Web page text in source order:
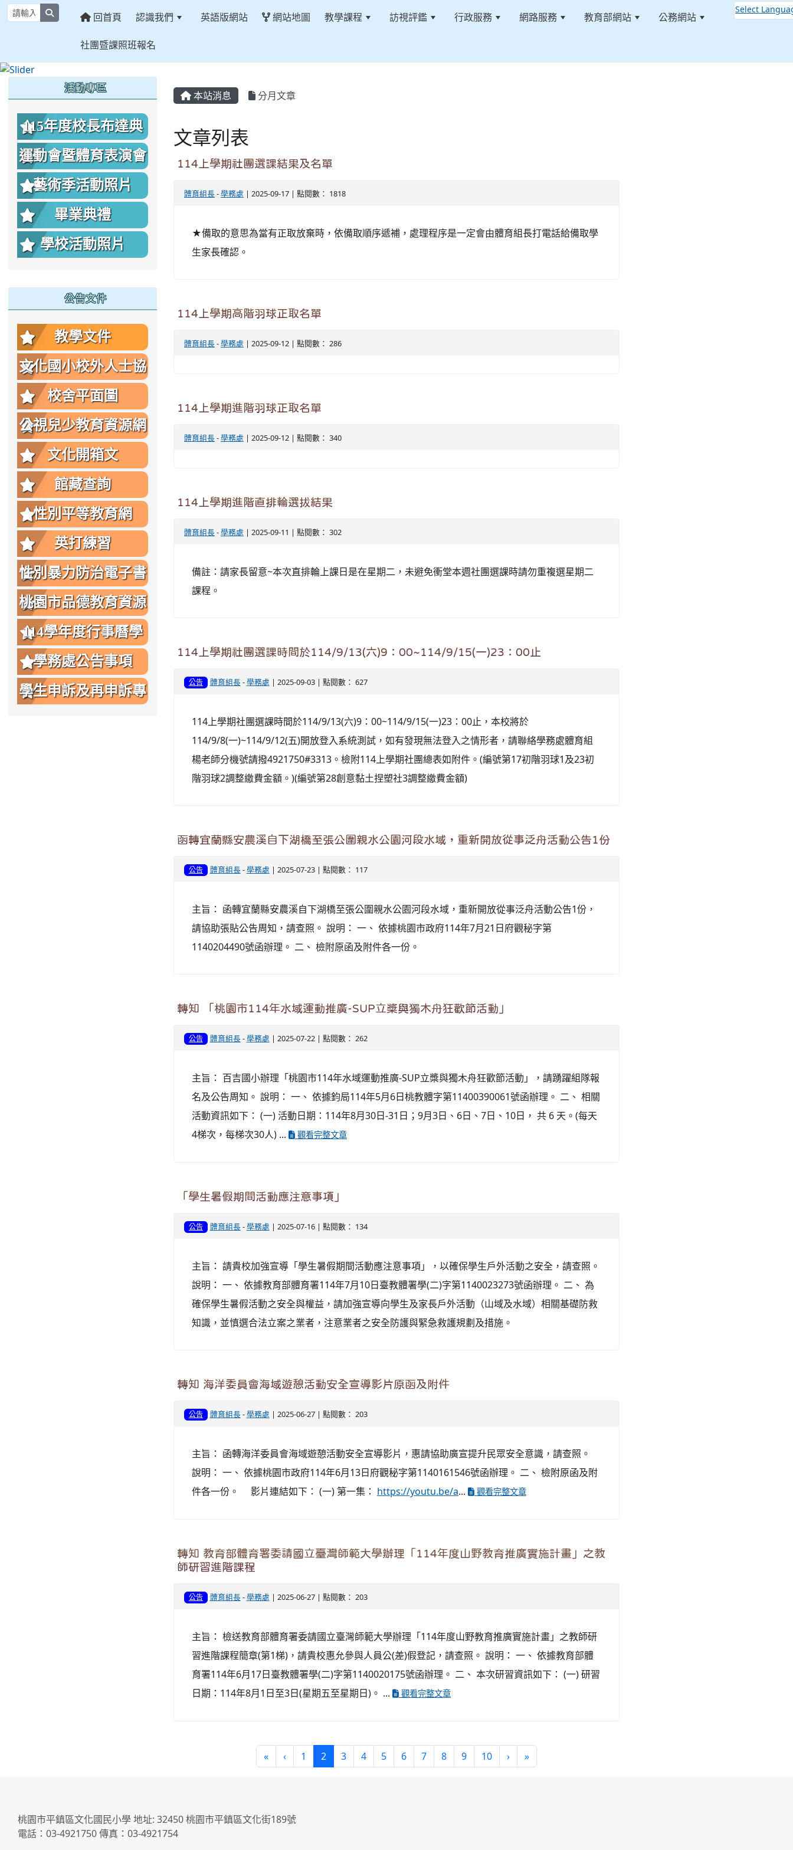
回首頁 認識我們 英語版網站 網站地圖 教學課程 訪視評鑑 行政服務 網路服務 教育部網站 公務網站
社團暨課照班報名
Select
本站消息 分月文章
文章列表
114上學期社團選課結果及名單
體育組長-學務處 | 2025-09-17 | 點閱數： 1818
★備取的意思為當有正取放棄時，依備取順序遞補，處理程序是一定會由體育組長打電話給備取學
生家長確認。
114上學期高階羽球正取名單
體育組長-學務處 | 2025-09-12 | 點閱數： 286
114上學期進階羽球正取名單
體育組長-學務處 | 2025-09-12 | 點閱數： 340
114上學期進階直排輪選拔結果
體育組長-學務處 | 2025-09-11 | 點閱數： 302
備註：請家長留意~本次直排輪上課日是在星期二，未避免衝堂本週社團選課時請勿重複選星期二
課程。
114上學期社團選課時間於114/9/13(六)9：00~114/9/15(一)23：00止
公告 體育組長-學務處 | 2025-09-03 | 點閱數： 627
114上學期社團選課時間於114/9/13(六)9：00~114/9/15(一)23：00止，本校將於
114/9/8(一)~114/9/12(五)開放登入系統測試，如有發現無法登入之情形者，請聯絡學務處體育組
楊老師分機號請撥4921750#3313。檢附114上學期社團總表如附件。(編號第17初階羽球1及23初
階羽球2調整繳費金額。)(編號第28創意黏土捏塑社3調整繳費金額)
函轉宜蘭縣安農溪自下湖橋至張公圍親水公園河段水域，重新開放從事泛舟活動公告1份
公告 體育組長-學務處 | 2025-07-23 | 點閱數： 117
主旨： 函轉宜蘭縣安農溪自下湖橋至張公圍親水公園河段水域，重新開放從事泛舟活動公告1份，
請協助張貼公告周知，請查照。 說明： 一、 依據桃園市政府114年7月21日府觀秘字第
1140204490號函辦理。 二、 檢附原函及附件各一份。
轉知 「桃園市114年水域運動推廣-SUP立槳與獨木舟狂歡節活動」
公告 體育組長-學務處 | 2025-07-22 | 點閱數： 262
主旨： 百吉國小辦理「桃園市114年水域運動推廣-SUP立槳與獨木舟狂歡節活動」，請踴躍組隊報
名及公告周知。 說明： 一、 依據鈞局114年5月6日桃教體字第11400390061號函辦理。 二、 相關
活動資訊如下： (一) 活動日期：114年8月30日-31日；9月3日、6日、7日、10日， 共 6 天。(每天
4梯次，每梯次30人) ...
觀看完整文章
「學生暑假期間活動應注意事項」
公告 體育組長-學務處 | 2025-07-16 | 點閱數： 134
主旨： 請貴校加強宣導「學生暑假期間活動應注意事項」，以確保學生戶外活動之安全，請查照。
說明： 一、 依據教育部體育署114年7月10日臺教體署學(二)字第1140023273號函辦理。 二、 為
確保學生暑假活動之安全與權益，請加強宣導向學生及家長戶外活動（山域及水域）相關基礎防救
知識，並慎選合法立案之業者，注意業者之安全防護與緊急救護規劃及措施。
轉知 海洋委員會海域遊憩活動安全宣導影片原函及附件
公告 體育組長-學務處 | 2025-06-27 | 點閱數： 203
主旨： 函轉海洋委員會海域遊憩活動安全宣導影片，惠請協助廣宣提升民眾安全意識，請查照。
說明： 一、 依據桃園市政府114年6月13日府觀秘字第1140161546號函辦理。 二、 檢附原函及附
件各一份。 影片連結如下： (一) 第一集： https://youtu.be/a... 觀看完整文章
轉知 教育部體育署委請國立臺灣師範大學辦理「114年度山野教育推廣實施計畫」之教
師研習進階課程
公告 體育組長-學務處 | 2025-06-27 | 點閱數： 203
主旨： 檢送教育部體育署委請國立臺灣師範大學辦理「114年度山野教育推廣實施計畫」之教師研
習進階課程簡章(第1梯)，請貴校惠允參與人員公(差)假登記，請查照。 說明： 一、 依據教育部體
育署114年6月17日臺教體署學(二)字第1140020175號函辦理。 二、 本次研習資訊如下： (一) 研習
日期：114年8月1日至3日(星期五至星期日)。 ...
觀看完整文章
« ‹ 1 2 (current)
3 4 5 6 7 8 9 10 › »
活動專區
115年度校長布達典
禮照片
運動會暨體育表演會
照片
藝術季活動照片
畢業典禮
學校活動照片
公告文件
教學文件
文化國小校外人士協
助教學或活動要點
校舍平面圖
公視兒少教育資源網
文化開箱文
館藏查詢
性別平等教育網
英打練習
性別暴力防治電子書
桃園市品德教育資源
網
114學年度行事曆學
生版
學務處公告事項
學生申訴及再申訴專
桃園市平鎮區文化國民小學 地址: 32450 桃園市平鎮區文化街189號
電話：03-4921750 傳真：03-4921754